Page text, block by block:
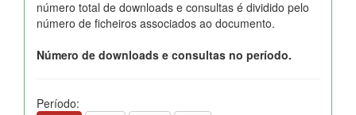
número total de downloads e consultas é dividido pelo
número de ficheiros associados ao documento.
Número de downloads e consultas no período.
Período: